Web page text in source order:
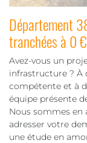
Département
tranchées à 0 €
Avez-vous un
infrastructure ? À
compétente et à
équipe présente
Nous sommes
adresser votre
une étude en